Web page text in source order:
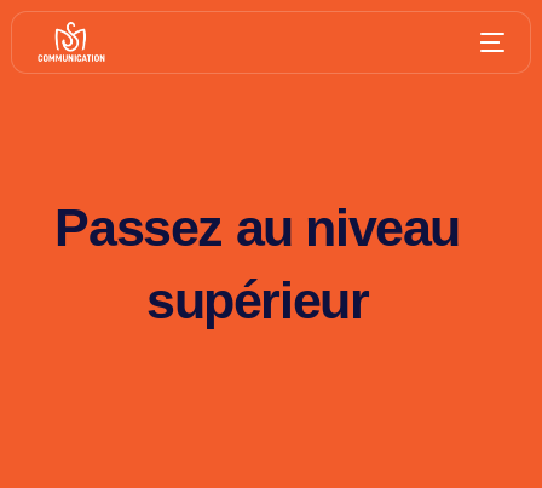
Passez au niveau
supérieur